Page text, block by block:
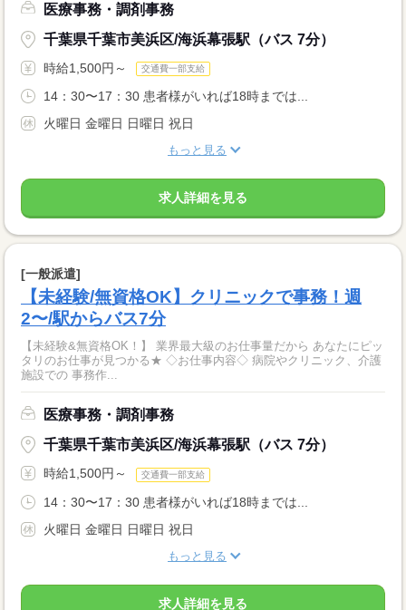
医療事務・調剤事務
千葉県千葉市美浜区/海浜幕張駅（バス 7分）
時給1,500円～ 交通費一部支給
14：30〜17：30 患者様がいれば18時までは...
火曜日 金曜日 日曜日 祝日
もっと見る
求人詳細を見る
[一般派遣]
【未経験/無資格OK】クリニックで事務！週
2〜/駅からバス7分
【未経験&無資格OK！】 業界最大級のお仕事量だから あなたにピッ
タリのお仕事が見つかる★ ◇お仕事内容◇ 病院やクリニック、介護
施設での 事務作...
医療事務・調剤事務
千葉県千葉市美浜区/海浜幕張駅（バス 7分）
時給1,500円～ 交通費一部支給
14：30〜17：30 患者様がいれば18時までは...
火曜日 金曜日 日曜日 祝日
もっと見る
求人詳細を見る